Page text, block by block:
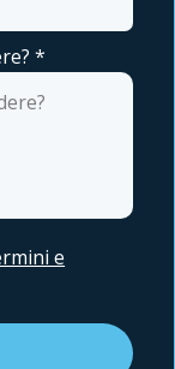
*
e